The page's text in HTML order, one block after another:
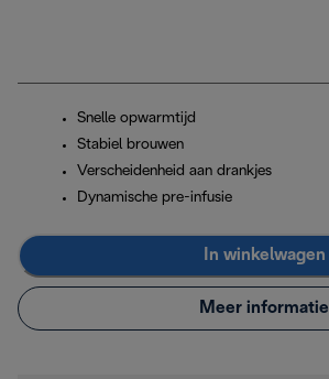
Snelle opwarmtijd
Stabiel brouwen
Verscheidenheid aan drankjes
Dynamische pre-infusie
In winkelwagen
Meer informatie